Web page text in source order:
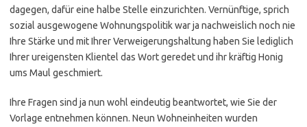
dagegen, dafür eine halbe Stelle einzurichten. Vernünftige, sprich
sozial ausgewogene Wohnungspolitik war ja nachweislich noch nie
Ihre Stärke und mit Ihrer Verweigerungshaltung haben Sie lediglich
Ihrer ureigensten Klientel das Wort geredet und ihr kräftig Honig
ums Maul geschmiert.
Ihre Fragen sind ja nun wohl eindeutig beantwortet, wie Sie der
Vorlage entnehmen können. Neun Wohneinheiten wurden